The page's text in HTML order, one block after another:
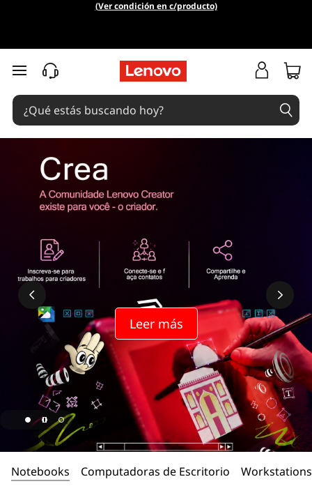
(Ver condición en c/producto)
Ir al contenido principal
Leer más
Notebooks Computadoras de Escritorio Workstations